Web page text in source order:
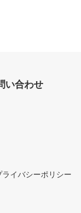
い合わせ
ライバシーポリシー